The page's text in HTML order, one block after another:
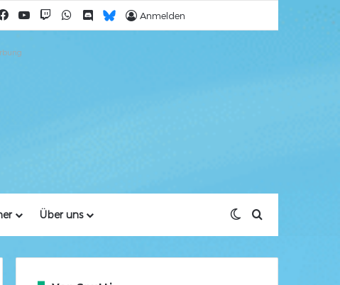
Facebook
YouTubeTwitchWhatsApp
DiscordBluesky
Anmelden
Über uns Skin umschalten